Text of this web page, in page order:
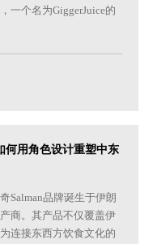
一个名为GiggerJuice的
用角色设计重塑中东
Salman品牌诞生于伊朗
商。其产品不仅覆盖伊
连接东西方饮食文化的